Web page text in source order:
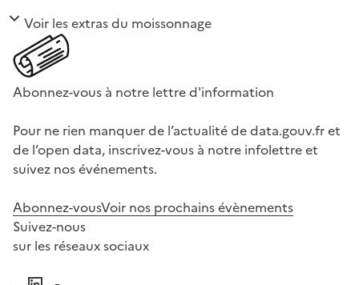
Voir les extras du moissonnage
Abonnez-vous à notre lettre d'information
Pour ne rien manquer de l’actualité de data.gouv.fr et
de l’open data, inscrivez-vous à notre infolettre et
suivez nos événements.
Abonnez-vousVoir nos prochains évènements
Suivez-nous
sur les réseaux sociaux